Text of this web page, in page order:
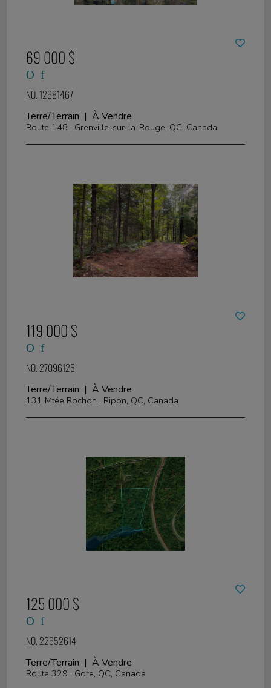
69 000 $
NO. 12681467
Terre/Terrain | À Vendre
Route 148 , Grenville-sur-la-Rouge, QC, Canada
119 000 $
NO. 27096125
Terre/Terrain | À Vendre
131 Mtée Rochon , Ripon, QC, Canada
125 000 $
NO. 22652614
Terre/Terrain | À Vendre
Route 329 , Gore, QC, Canada